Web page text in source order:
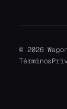
© 2026
Términos